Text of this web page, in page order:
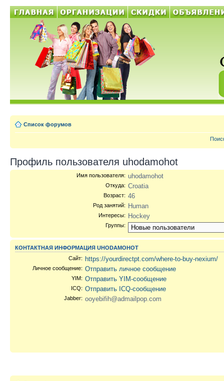
Список форумов
Профиль пользователя uhodamohot
Имя пользователя: uhodamohot
Откуда: Croatia
Возраст: 46
Род занятий: Human
Интересы: Hockey
Группы:
КОНТАКТНАЯ ИНФОРМАЦИЯ UHODAMOHOT
Сайт: https://yourdirectpt.com/where-to-buy-nexium/
Личное сообщение: Отправить личное сообщение
YIM: Отправить YIM-сообщение
ICQ: Отправить ICQ-сообщение
Jabber: ooyebifih@admailpop.com